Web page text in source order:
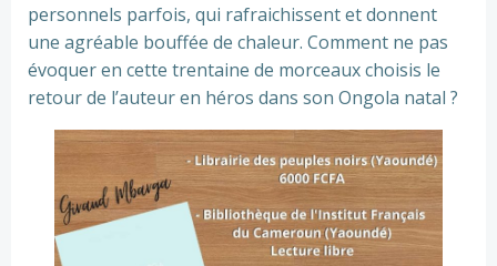
personnels parfois, qui rafraichissent et donnent
une agréable bouffée de chaleur. Comment ne pas
évoquer en cette trentaine de morceaux choisis le
retour de l’auteur en héros dans son Ongola natal ?